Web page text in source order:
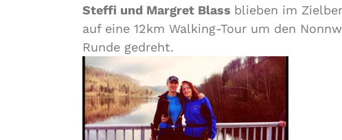
Steffi und Margret Blass blieben im
auf eine 12km Walking-Tour um den
Runde gedreht.